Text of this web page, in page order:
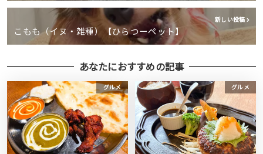
新しい投稿
こもも（イヌ・雑種）【ひらつーペット】
あなたにおすすめの記事
グルメ グルメ